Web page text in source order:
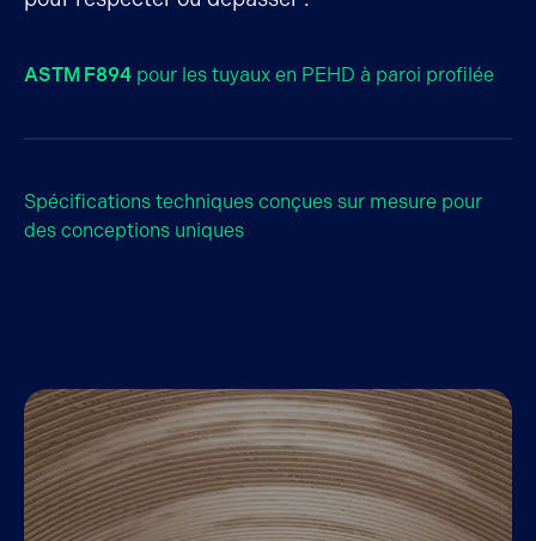
ASTM F894 pour les tuyaux en PEHD à paroi profilée
Spécifications techniques conçues sur mesure pour
des conceptions uniques